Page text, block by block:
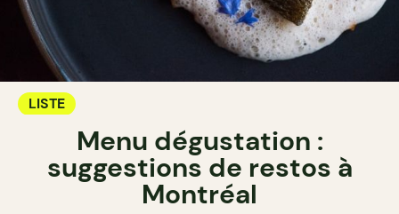
LISTE
Menu dégustation :
suggestions de restos à
Montréal